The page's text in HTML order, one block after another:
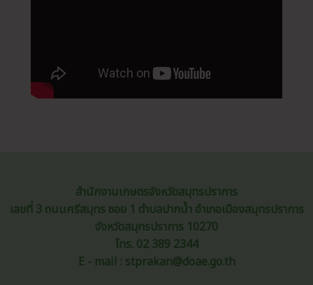
สำนักงานเกษตรจังหวัดสมุทรปราการ
เลขที่ 3 ถนนศรีสมุทร ซอย 1 ตำบลปากน้ำ อำเภอเมืองสมุทรปราการ
จังหวัดสมุทรปราการ 10270
โทร. 02 389 2344
E - mail : stprakan@doae.go.th